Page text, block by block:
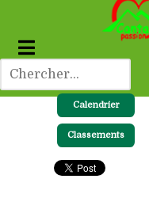
Calendrier
Classements